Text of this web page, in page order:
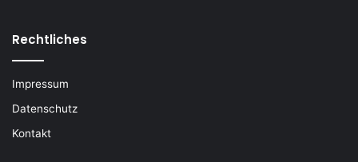
Rechtliches
Impressum
Datenschutz
Kontakt